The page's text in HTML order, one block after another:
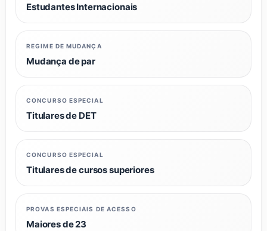
Estudantes Internacionais
REGIME DE MUDANÇA
Mudança de par
CONCURSO ESPECIAL
Titulares de DET
CONCURSO ESPECIAL
Titulares de cursos superiores
PROVAS ESPECIAIS DE ACESSO
Maiores de 23